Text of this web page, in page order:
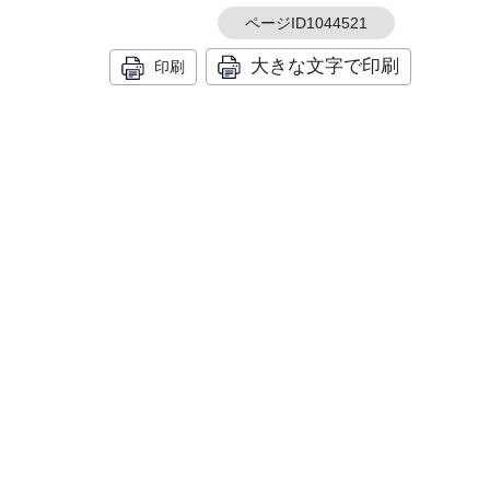
ページID1044521
印刷 大きな文字で印刷